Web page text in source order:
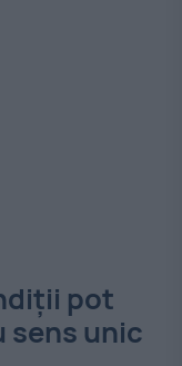
pot
sens unic